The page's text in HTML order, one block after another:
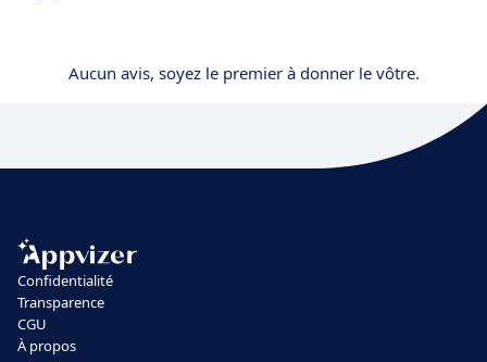
Aucun avis, soyez le premier à donner le vôtre.
Confidentialité
Transparence
CGU
À propos